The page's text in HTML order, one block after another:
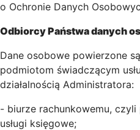
o Ochronie Danych
Odbiorcy Państwa danych
Dane osobowe powierzone
podmiotom świadczącym
działalnością Administratora:
- biurze rachunkowemu,
usługi księgowe;